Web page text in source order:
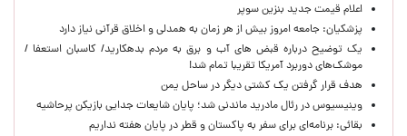
اعلام قیمت جدید بنزین سوپر
پزشکیان: جامعه امروز بیش از هر زمان به همدلی و اخلاق قرآنی نیاز دارد
یک توضیح درباره قبض های آب و برق به مردم بدهکارید/ کاسبان استعفا /
موشک‌های دوربرد آمریکا تقریبا تمام شد!
هدف قرار گرفتن یک کشتی دیگر در ساحل یمن
وینیسیوس در رئال مادرید ماندنی شد؛ پایان شایعات جدایی بازیکن پرحاشیه
بقائی: برنامه‌ای برای سفر به پاکستان و قطر در پایان هفته نداریم